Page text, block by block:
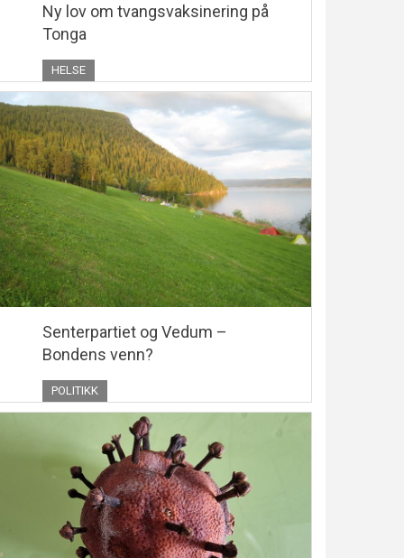
Ny lov om tvangsvaksinering på
Tonga
HELSE
Senterpartiet og Vedum –
Bondens venn?
POLITIKK